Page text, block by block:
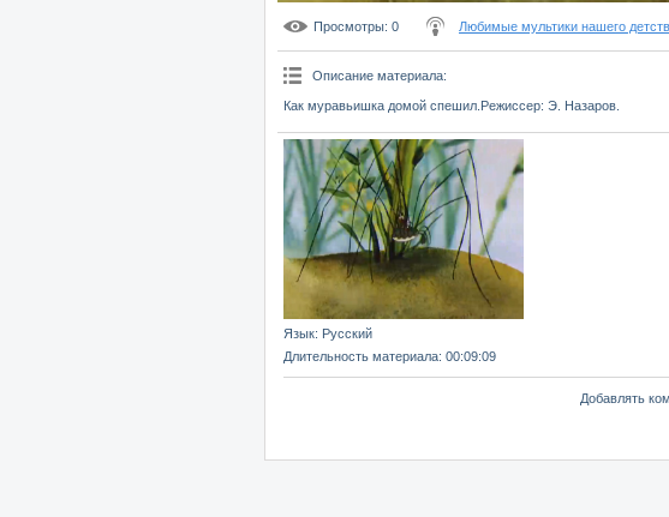
Просмотры: 0 Любимые мультики нашего
Описание материала:
Как муравьишка домой спешил.Режиссер: Э. Назаров.
Язык: Русский
Длительность материала: 00:09:09
Добавлять